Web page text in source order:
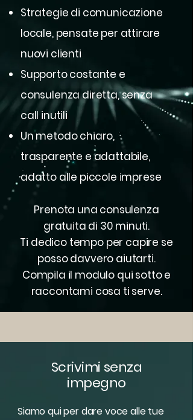
Strategie di comunicazione
locale, pensate per attirare
nuovi clienti
Supporto costante e
consulenza diretta, senza
call inutili
Un metodo chiaro,
trasparente e adattabile,
adatto alle piccole imprese
Prenota una consulenza
gratuita di 30 minuti.
Ti dedico tempo per capire se
posso davvero aiutarti.
Compila il modulo qui sotto e
raccontami cosa ti serve.
Scrivimi senza
impegno
Siamo qui per dare voce alle tue